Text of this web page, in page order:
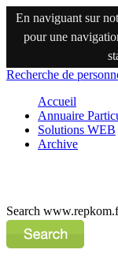
En naviguant sur
pour une
Recherche de
Accueil
Annuaire
Solutions WEB
Archive
Search